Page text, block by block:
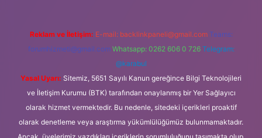
Reklam ve İletişim: E-mail: backlinkpaneli@gmail.com Teams:
forumhizmeti@gmail.com Whatsapp: 0262 606 0 726 Telegram:
@karabul
Yasal Uyarı: Sitemiz, 5651 Sayılı Kanun gereğince Bilgi Teknolojileri
ve İletişim Kurumu (BTK) tarafından onaylanmış bir Yer Sağlayıcı
olarak hizmet vermektedir. Bu nedenle, sitedeki içerikleri proaktif
olarak denetleme veya araştırma yükümlülüğümüz bulunmamaktadır.